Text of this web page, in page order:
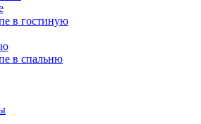
в гостиную
в спальню